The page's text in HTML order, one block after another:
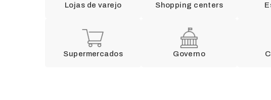
Lojas de varejo Shopping centers
Supermercados Governo